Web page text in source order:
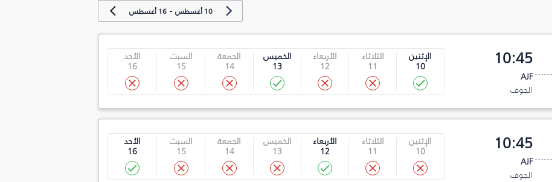
10 أغسطس -16 أغسطس
10:45
AJF
الجوف
الإثنين
10
الثلاثاء
11
الأربعاء
12
الخميس
13
الجمعة
14
السبت
15
الأحد
16
10:45
AJF
الجوف
الإثنين
10
الثلاثاء
11
الأربعاء
12
الخميس
13
الجمعة
14
السبت
15
الأحد
16